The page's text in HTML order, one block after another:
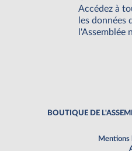
Accédez à
les données
l'Assemblée
BOUTIQUE DE
Mentions